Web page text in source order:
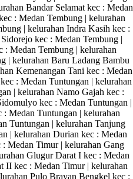
Bandar Selamat kec : Medan
: Medan Tembung | kelurahan
| kelurahan Indra Kasih kec :
kec : Medan Tembung |
Medan Tembung | kelurahan
| kelurahan Baru Ladang Bambu
Kemenangan Tani kec : Medan
: Medan Tuntungan | kelurahan
| kelurahan Namo Gajah kec :
kec : Medan Tuntungan |
Medan Tuntungan | kelurahan
Tuntungan | kelurahan Tanjung
| kelurahan Durian kec : Medan
Medan Timur | kelurahan Gang
Glugur Darat I kec : Medan
II kec : Medan Timur | kelurahan
Pulo Brayan Bengkel kec :